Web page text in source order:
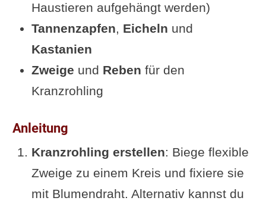
Haustieren aufgehängt werden)
Tannenzapfen, Eicheln und
Kastanien
Zweige und Reben für den
Kranzrohling
Anleitung
Kranzrohling erstellen: Biege flexible
Zweige zu einem Kreis und fixiere sie
mit Blumendraht. Alternativ kannst du